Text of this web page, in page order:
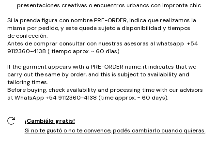
presentaciones creativas o encuentros urbanos con impronta chic.
Si la prenda figura con nombre PRE-ORDER, indica que realizamos la
misma por pedido, y este queda sujeto a disponibilidad y tiempos
de confección.
Antes de comprar consultar con nuestras asesoras al whatsapp +54
9112360-4138 ( tiempo aprox. ~ 60 días).
If the garment appears with a PRE-ORDER name, it indicates that we
carry out the same by order, and this is subject to availability and
tailoring times.
Before buying, check availability and processing time with our advisors
at WhatsApp +54 9112360-4138 (time approx. ~ 60 days).
¡Cambiálo gratis!
Si no te gustó o no te convence, podés cambiarlo cuando quieras.